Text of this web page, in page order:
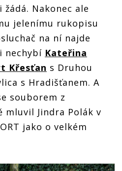
žádá. Nakonec ale
jelenímu rukopisu
na ní najde
nechybí Kateřina
Křesťan s Druhou
s Hradišťanem. A
souborem z
mluvil Jindra Polák v
jako o velkém